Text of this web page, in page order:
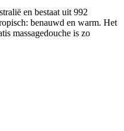
en bestaat uit 992
benauwd en warm. Het
massagedouche is zo